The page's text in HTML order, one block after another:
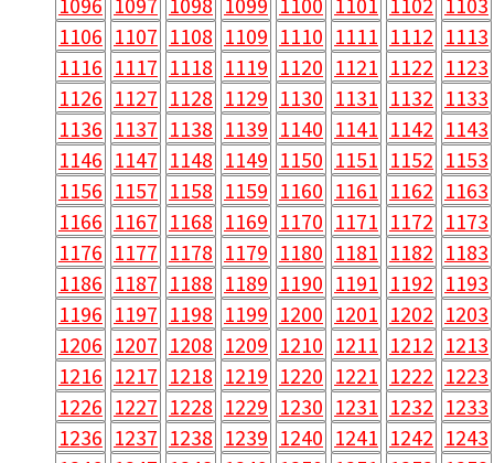
1096 1097 1098 1099 1100 1101 1102 1103
1106 1107 1108 1109 1110 1111 1112 1113
1116 1117 1118 1119 1120 1121 1122 1123
1126 1127 1128 1129 1130 1131 1132 1133
1136 1137 1138 1139 1140 1141 1142 1143
1146 1147 1148 1149 1150 1151 1152 1153
1156 1157 1158 1159 1160 1161 1162 1163
1166 1167 1168 1169 1170 1171 1172 1173
1176 1177 1178 1179 1180 1181 1182 1183
1186 1187 1188 1189 1190 1191 1192 1193
1196 1197 1198 1199 1200 1201 1202 1203
1206 1207 1208 1209 1210 1211 1212 1213
1216 1217 1218 1219 1220 1221 1222 1223
1226 1227 1228 1229 1230 1231 1232 1233
1236 1237 1238 1239 1240 1241 1242 1243